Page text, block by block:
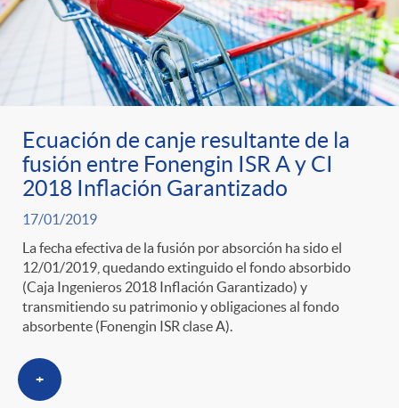
Ecuación de canje resultante de la
fusión entre Fonengin ISR A y CI
2018 Inflación Garantizado
17/01/2019
La fecha efectiva de la fusión por absorción ha sido el
12/01/2019, quedando extinguido el fondo absorbido
(Caja Ingenieros 2018 Inflación Garantizado) y
transmitiendo su patrimonio y obligaciones al fondo
absorbente (Fonengin ISR clase A).
+